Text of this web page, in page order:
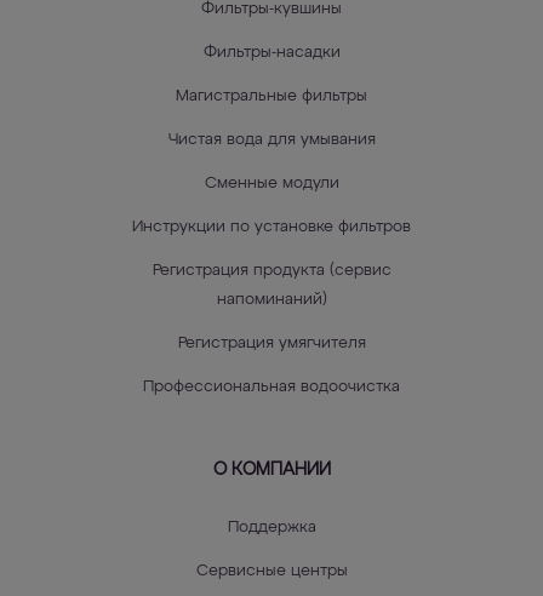
Фильтры-кувшины
Фильтры-насадки
Магистральные фильтры
Чистая вода для умывания
Сменные модули
Инструкции по установке фильтров
Регистрация продукта (сервис
напоминаний)
Регистрация умягчителя
Профессиональная водоочистка
О КОМПАНИИ
Поддержка
Сервисные центры